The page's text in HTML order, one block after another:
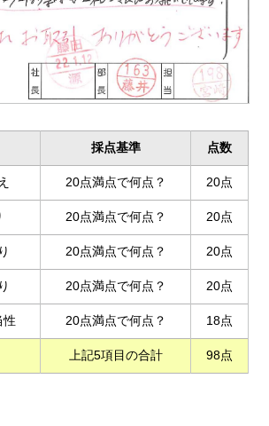
採点基準 点数
20点満点で何点？ 20点
20点満点で何点？ 20点
20点満点で何点？ 20点
20点満点で何点？ 20点
性 20点満点で何点？ 18点
上記5項目の合計 98点